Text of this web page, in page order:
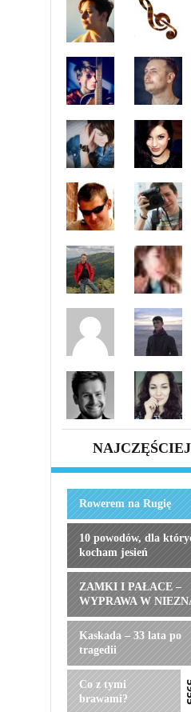
Rowerem na Rugię
10 powodów, dla
kocham jesień
ZAMKI I PAŁACE –
WYPRAWA W
Kaskada – 33 lata po
tragedii
Co z tymi
brawami?